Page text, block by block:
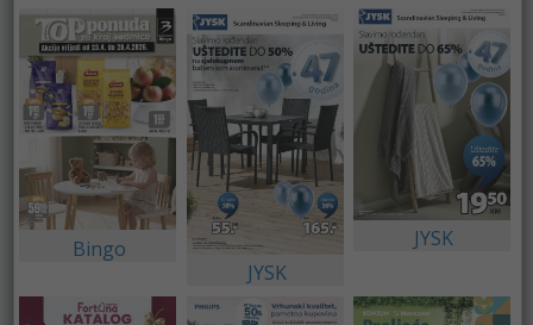
Bingo
JYSK
JYSK